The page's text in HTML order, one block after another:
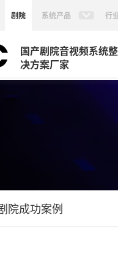
剧院 系统产品 行
国产剧院音视频系统
决方案厂家
院成功案例